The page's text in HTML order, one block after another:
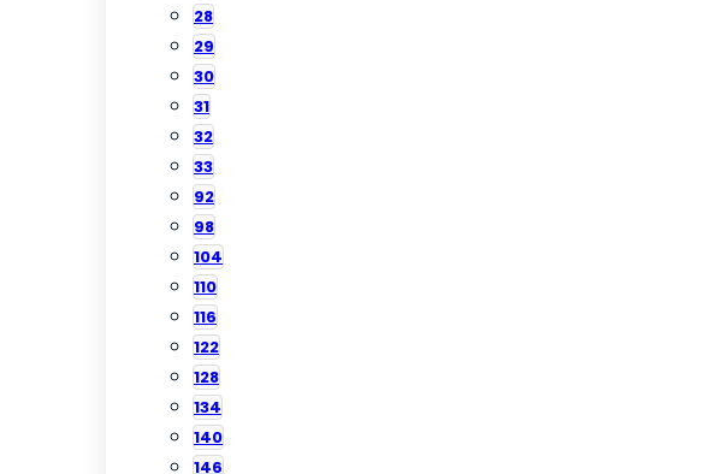
28
29
30
31
32
33
92
98
104
110
116
122
128
134
140
146